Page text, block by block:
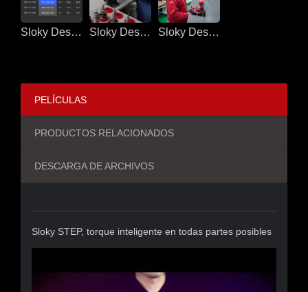
Sloky Destornillador de torque para CNC Sloky Destornillador de torque para CNC Sloky Destornillador de torque para CNC
PELÍCULAS
PRODUCTOS RELACIONADOS
DESCARGA DE ARCHIVOS
Sloky STEP, torque inteligente en todas partes posibles